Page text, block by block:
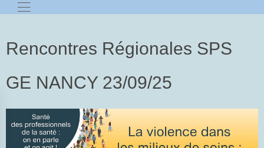
Rencontres Régionales SPS
GE NANCY 23/09/25